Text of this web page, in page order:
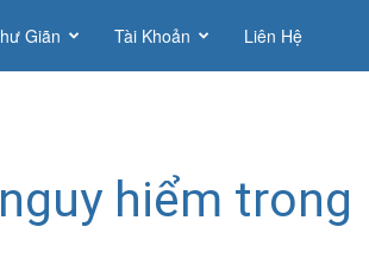
Giãn Tài Khoản Liên Hệ
hiểm trong